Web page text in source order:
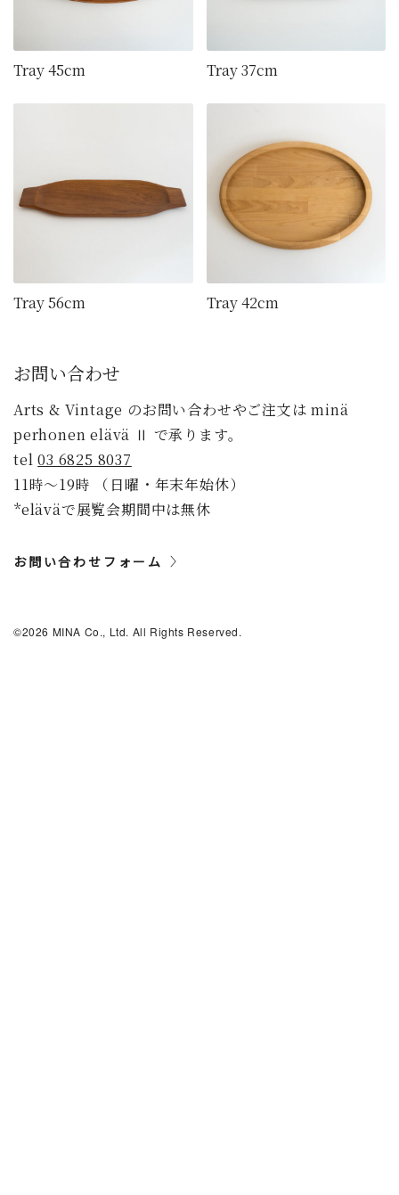
Tray 45cm Tray 37cm
Tray 56cm Tray 42cm
お問い合わせ
Arts & Vintage のお問い合わせやご注文は minä
perhonen elävä Ⅱ で承ります。
tel03 6825 8037
11時〜19時 （日曜・年末年始休）
*eläväで展覧会期間中は無休
お問い合わせフォーム
©2026 MINA Co., Ltd. All Rights Reserved.